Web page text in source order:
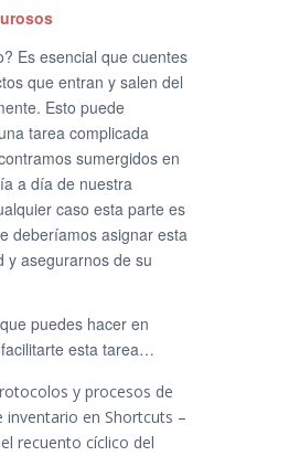
Es esencial que cuentes
que entran y salen del
Esto puede
tarea complicada
sumergidos en
a día de nuestra
caso esta parte es
deberíamos asignar esta
y asegurarnos de su
puedes hacer en
esta tarea…
y procesos de
inventario en Shortcuts –
recuento cíclico del